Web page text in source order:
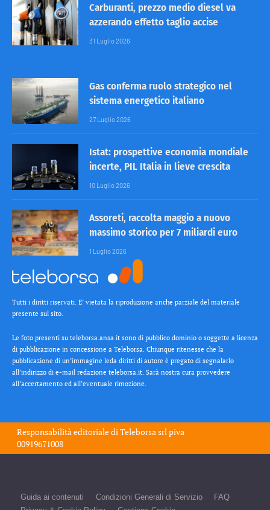
Carburanti, prezzo medio diesel va
azzerando effetto taglio accise
31 Luglio 2026
Gas conferma ruolo strategico nel
sistema energetico italiano
27 Luglio 2026
Istat: prospettive economia mondiale
incerte, PIL Italia in lieve crescita
10 Luglio 2026
Assoreti, raccolta maggio a nuovo
massimo storico per 7 miliardi euro
1 Luglio 2026
Tutti i diritti riservati. E’ vietata la riproduzione anche parziale del materiale
presente sul sito.
Le foto presenti su teleborsa.ansa.it sono di pubblico dominio o soggette a licenza
di pubblicazione in concessione a Teleborsa. Chiunque ritenesse che la
pubblicazione di un’immagine leda diritti di autore è pregato di segnalarlo
all’indirizzo di e-mail redazione teleborsa.it. Sarà nostra cura provvedere
all’accertamento ed all’eventuale rimozione.
Responsabilità editoriale diTeleborsa srlpiva
00919671008
Guida ai contenuti Condizioni Generali di Servizio
FAQ